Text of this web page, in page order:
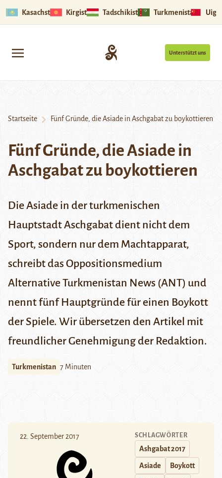
Kasachstan Kirgistan Tadschikistan Turkmenistan
Unterstützt uns
Startseite Fünf Gründe, die Asiade in Aschgabat zu boykottieren
Fünf Gründe, die Asiade in
Aschgabat zu boykottieren
Die Asiade in der turkmenischen
Hauptstadt Aschgabat dient nicht dem
Sport, sondern nur dem Machtapparat,
schreibt das Oppositionsmedium
Alternative Turkmenistan News (ANT) und
nennt fünf Hauptgründe für einen Boykott
der Spiele. Wir übersetzen den Artikel mit
freundlicher Genehmigung der Redaktion.
Turkmenistan 7 Minuten
22. September 2017 SCHLAGWÖRTER
Ashgabat 2017
Asiade Boykott